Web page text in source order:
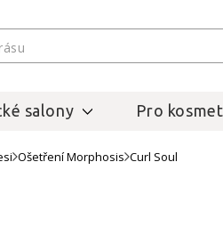
salony Pro
Ošetření Morphosis Curl Soul